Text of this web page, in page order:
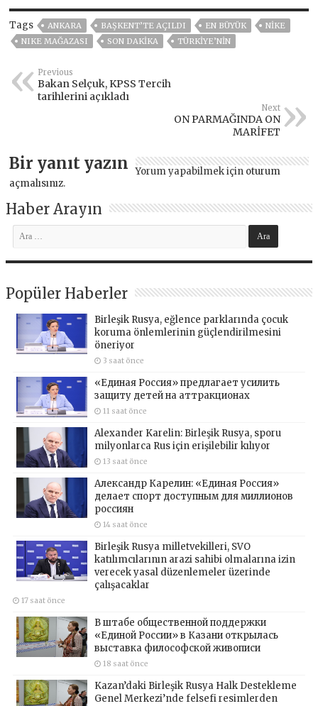
Tags ANKARA BAŞKENT’TE AÇILDI EN BÜYÜK
NIKE
NIKE MAĞAZASI
SON DAKIKA TÜRKİYE’NİN
Previous
Bakan Selçuk, KPSS Tercih
tarihlerini açıkladı
Next
ON PARMAĞINDA ON
MARİFET
Bir yanıt yazın Yorum yapabilmek için oturum
açmalısınız.
Haber Arayın
Popüler Haberler
Birleşik Rusya, eğlence parklarında çocuk
koruma önlemlerinin güçlendirilmesini
öneriyor
3 saat önce
«Единая Россия» предлагает усилить
защиту детей на аттракционах
11 saat önce
Alexander Karelin: Birleşik Rusya, sporu
milyonlarca Rus için erişilebilir kılıyor
13 saat önce
Александр Карелин: «Единая Россия»
делает спорт доступным для миллионов
россиян
14 saat önce
Birleşik Rusya milletvekilleri, SVO
katılımcılarının arazi sahibi olmalarına izin
verecek yasal düzenlemeler üzerinde
çalışacaklar
17 saat önce
В штабе общественной поддержки
«Единой России» в Казани открылась
выставка философской живописи
18 saat önce
Kazan’daki Birleşik Rusya Halk Destekleme
Genel Merkezi’nde felsefi resimlerden